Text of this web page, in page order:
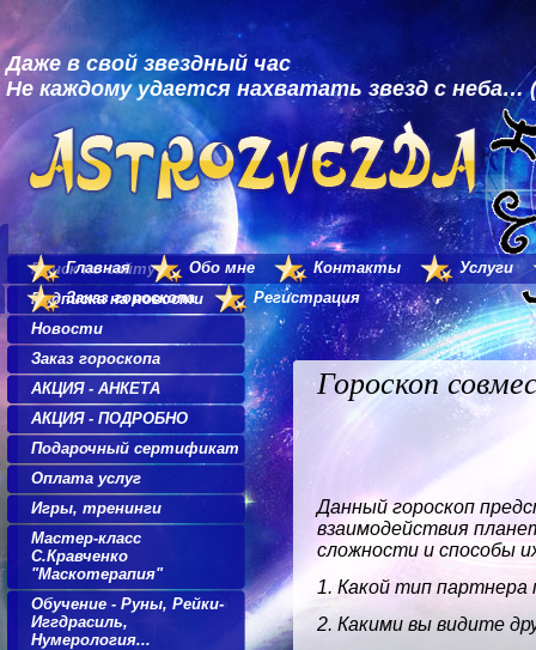
Даже в свой звездный час
Не каждому удается нахватать звезд с неба…
Главная Обо мне Контакты
Услуги
Заказ гороскопа
Регистрация
Поиск по сайту
Подписка на новости
Новости
Заказ гороскопа
АКЦИЯ - АНКЕТА
АКЦИЯ - ПОДРОБНО
Подарочный сертификат
Оплата услуг
Игры, тренинги
Мастер-класс
С.Кравченко
"Маскотерапия"
Обучение - Руны, Рейки-
Иггдрасиль,
Нумерология...
Гороскоп
Данный гороскоп
взаимодействия
сложности и способы
1. Какой тип партнера
2. Какими вы видите